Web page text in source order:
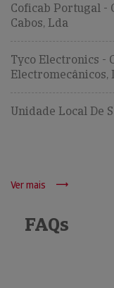
Coficab Portugal -
Cabos, Lda
Tyco Electronics -
Electromecânicos,
Unidade Local De
Ver mais
FAQs